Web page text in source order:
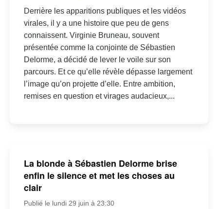
Derrière les apparitions publiques et les vidéos
virales, il y a une histoire que peu de gens
connaissent. Virginie Bruneau, souvent
présentée comme la conjointe de Sébastien
Delorme, a décidé de lever le voile sur son
parcours. Et ce qu’elle révèle dépasse largement
l’image qu’on projette d’elle. Entre ambition,
remises en question et virages audacieux,...
La blonde à Sébastien Delorme brise
enfin le silence et met les choses au
clair
Publié le lundi 29 juin à 23:30